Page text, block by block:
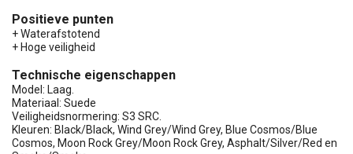
Positieve punten
+ Waterafstotend
+ Hoge veiligheid
Technische eigenschappen
Model: Laag.
Materiaal: Suede
Veiligheidsnormering: S3 SRC.
Kleuren: Black/Black, Wind Grey/Wind Grey, Blue Cosmos/Blue
Cosmos, Moon Rock Grey/Moon Rock Grey, Asphalt/Silver/Red en